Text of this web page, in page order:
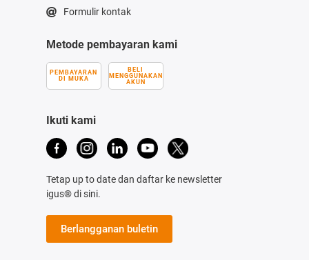
Formulir kontak
Metode pembayaran kami
PEMBAYARAN
DI MUKA
BELI
MENGGUNAKAN
AKUN
Ikuti kami
Tetap up to date dan daftar ke newsletter
igus® di sini.
Berlangganan buletin